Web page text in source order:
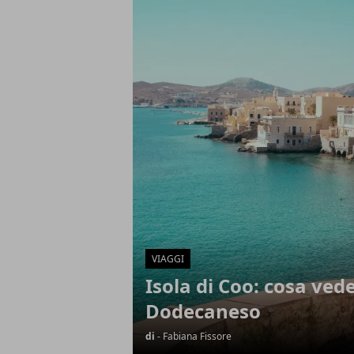
VIAGGI
Isola di Coo: cosa
Dodecaneso
di - Fabiana Fissore